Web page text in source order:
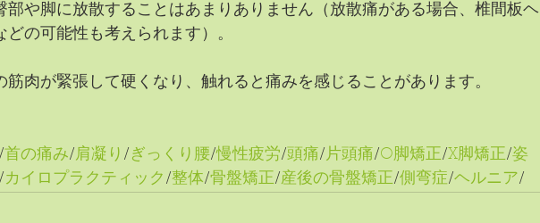
部や脚に放散することはあまりありません（放散痛がある場合、椎間板ヘ
どの可能性も考えられます）。
筋肉が緊張して硬くなり、触れると痛みを感じることがあります。
/首の痛み/肩凝り / ぎっくり腰/慢性疲労/頭痛/片頭痛/O脚矯正/X脚矯正/姿
/カイロプラクティック /整体/骨盤矯正/産後の骨盤矯正/側弯症/ヘルニア/